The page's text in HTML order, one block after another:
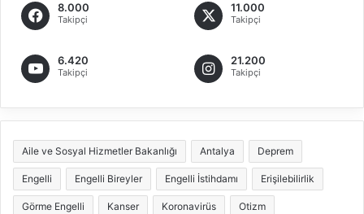
8.000
Takipçi
11.000
Takipçi
6.420
Takipçi
21.200
Takipçi
Aile ve Sosyal Hizmetler Bakanlığı Antalya Deprem
Engelli Engelli Bireyler Engelli İstihdamı Erişilebilirlik
Görme Engelli Kanser Koronavirüs Otizm